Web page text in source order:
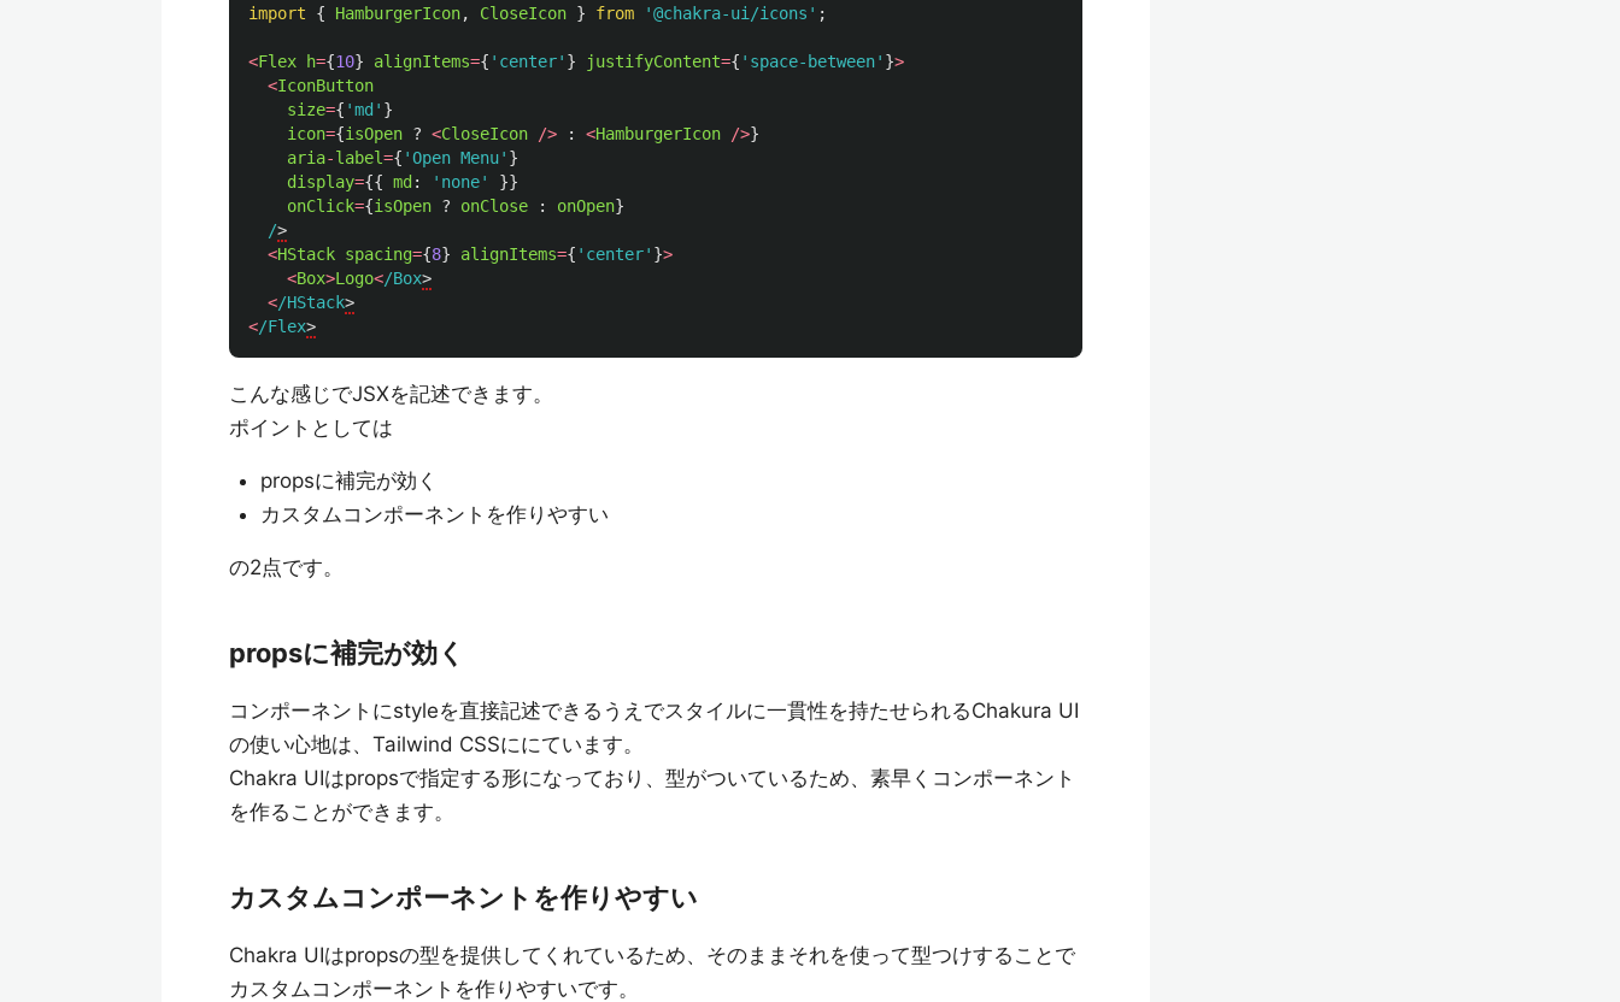
import
{ HamburgerIcon, CloseIcon } from '@chakra-ui/icons ' ;
<Flex h={10} alignItems={ ' center' } justifyContent={ ' space-between' }>
<IconButton
size={ 'md ' }
icon={isOpen ? <CloseIcon /> : <HamburgerIcon />}
aria-label={ 'Open Menu' }
display={{ md : ' none'
}}
onClick={isOpen ? onClose : onOpen}
/
<HStack spacing={8} alignItems={ ' center' }>
<Box>Logo</Box
</HStack
</Flex
こんな感じでJSXを記述できます。
ポイントとしては
propsに補完が効く
カスタムコンポーネントを作りやすい
の2点です。
propsに補完が効く
コンポーネントにstyleを直接記述できるうえでスタイルに一貫性を持たせられるChakura UI
の使い心地は、Tailwind CSSににています。
Chakra UIはpropsで指定する形になっており、型がついているため、素早くコンポーネント
を作ることができます。
カスタムコンポーネントを作りやすい
Chakra UIはpropsの型を提供してくれているため、そのままそれを使って型つけすることで
カスタムコンポーネントを作りやすいです。